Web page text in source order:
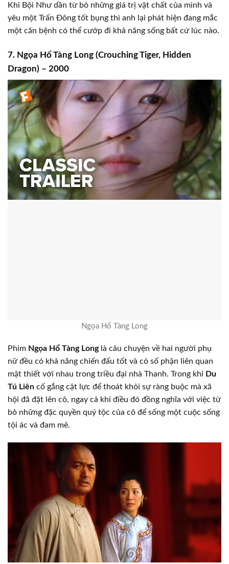
Khi Bội Như dần từ bỏ những giá trị vật chất của mình và
yêu một Trấn Đông tốt bụng thì anh lại phát hiện đang mắc
một căn bệnh có thể cướp đi khả năng sống bất cứ lúc nào.
7. Ngọa Hổ Tàng Long (Crouching Tiger, Hidden
Dragon) – 2000
Ngọa Hổ Tàng Long
Phim Ngọa Hổ Tàng Longlà câu chuyện về hai người phụ
nữ đều có khả năng chiến đấu tốt và có số phận liên quan
mật thiết với nhau trong triều đại nhà Thanh. Trong khi Du
Tú Liên cố gắng cật lực để thoát khỏi sự ràng buộc mà xã
hội đã đặt lên cô, ngay cả khi điều đó đồng nghĩa với việc từ
bỏ những đặc quyền quý tộc của cô để sống một cuộc sống
tội ác và đam mê.